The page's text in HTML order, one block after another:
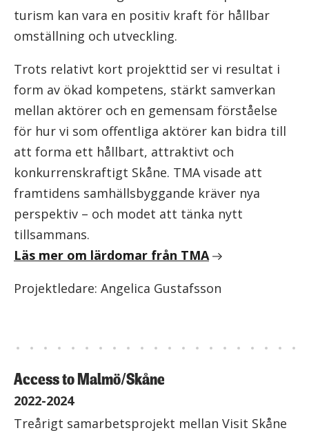
turism kan vara en positiv kraft för hållbar
omställning och utveckling.
Trots relativt kort projekttid ser vi resultat i
form av ökad kompetens, stärkt samverkan
mellan aktörer och en gemensam förståelse
för hur vi som offentliga aktörer kan bidra till
att forma ett hållbart, attraktivt och
konkurrenskraftigt Skåne. TMA visade att
framtidens samhällsbyggande kräver nya
perspektiv – och modet att tänka nytt
tillsammans.
Läs mer om lärdomar från TMA
Projektledare: Angelica Gustafsson
Access to Malmö/Skåne
2022-2024
Treårigt samarbetsprojekt mellan Visit Skåne